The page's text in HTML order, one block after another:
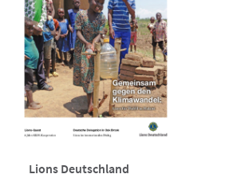
Lions Deutschland